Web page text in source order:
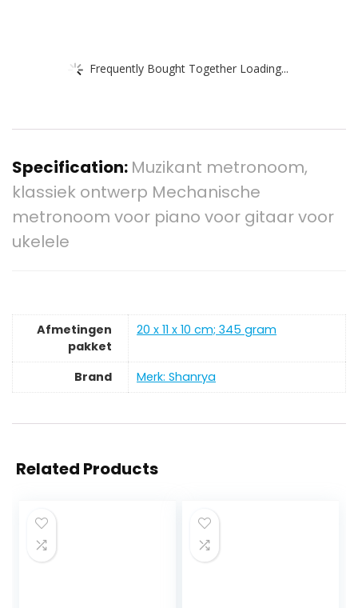
Frequently Bought Together Loading...
Specification: Muzikant metronoom,
klassiek ontwerp Mechanische
metronoom voor piano voor gitaar voor
ukelele
Afmetingen
pakket
‎20 x 11 x 10 cm; 345 gram
Brand Merk: Shanrya
Related Products